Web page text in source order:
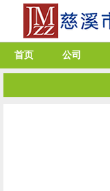
首页 公司